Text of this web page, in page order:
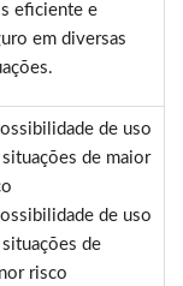
eficiente e
em diversas
de uso
de maior
de uso
de
risco